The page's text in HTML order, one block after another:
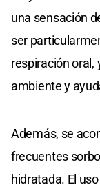
una sensación
ser
respiración oral,
ambiente y
Además, se
frecuentes
hidratada. El